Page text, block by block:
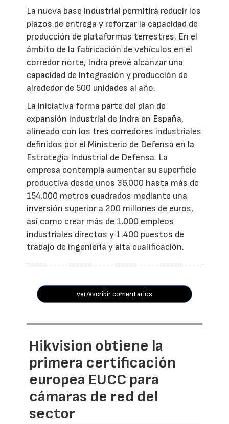
La nueva base industrial permitirá reducir los
plazos de entrega y reforzar la capacidad de
producción de plataformas terrestres. En el
ámbito de la fabricación de vehículos en el
corredor norte, Indra prevé alcanzar una
capacidad de integración y producción de
alrededor de 500 unidades al año.
La iniciativa forma parte del plan de
expansión industrial de Indra en España,
alineado con los tres corredores industriales
definidos por el Ministerio de Defensa en la
Estrategia Industrial de Defensa. La
empresa contempla aumentar su superficie
productiva desde unos 36.000 hasta más de
154.000 metros cuadrados mediante una
inversión superior a 200 millones de euros,
así como crear más de 1.000 empleos
industriales directos y 1.400 puestos de
trabajo de ingeniería y alta cualificación.
ver/escribir comentarios
Hikvision obtiene la
primera certificación
europea EUCC para
cámaras de red del
sector